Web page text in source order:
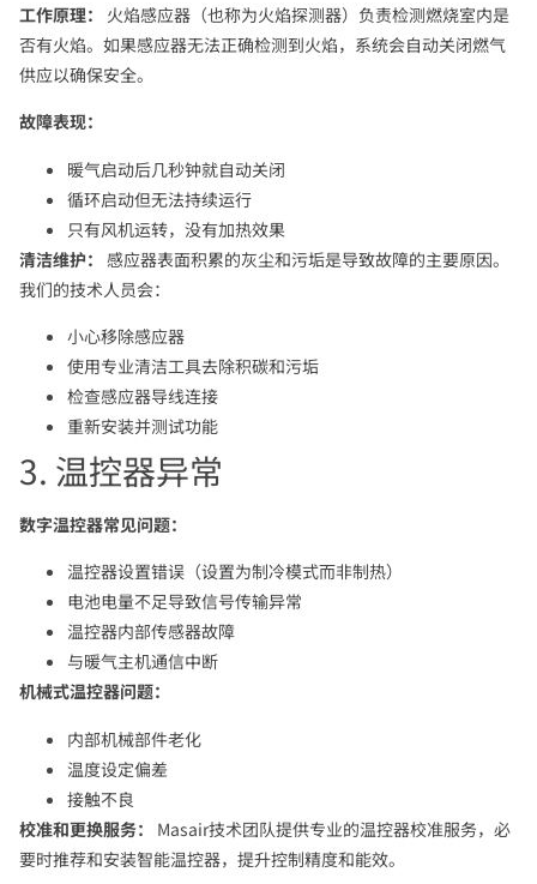
工作原理：
火焰感应器（也称为火焰探测器）负责检测燃烧室内是
否有火焰。如果感应器无法正确检测到火焰，系统会自动关闭燃气
供应以确保安全。
故障表现：
暖气启动后几秒钟就自动关闭
循环启动但无法持续运行
只有风机运转，没有加热效果
清洁维护： 感应器表面积累的灰尘和污垢是导致故障的主要原因。
我们的技术人员会：
小心移除感应器
使用专业清洁工具去除积碳和污垢
检查感应器导线连接
重新安装并测试功能
3. 温控器异常
数字温控器常见问题：
温控器设置错误（设置为制冷模式而非制热）
电池电量不足导致信号传输异常
温控器内部传感器故障
与暖气主机通信中断
机械式温控器问题：
内部机械部件老化
温度设定偏差
接触不良
校准和更换服务：
Masair技术团队提供专业的温控器校准服务，必
要时推荐和安装智能温控器，提升控制精度和能效。